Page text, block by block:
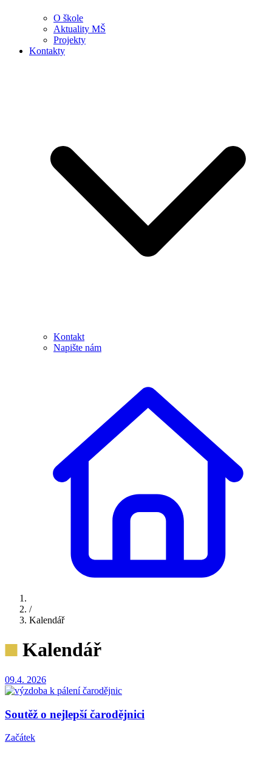
O škole
Aktuality MŠ
Projekty
Kontakty
Kontakt
Napište nám
/
Kalendář
Kalendář
09.4. 2026
Soutěž o nejlepší čarodějnici
Začátek